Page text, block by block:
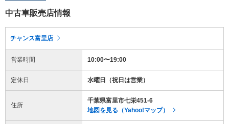
中古車販売店情報
チャンス富里店
営業時間 10:00〜19:00
定休日 水曜日（祝日は営業）
住所
千葉県富里市七栄451-6
地図を見る（Yahoo!マップ）